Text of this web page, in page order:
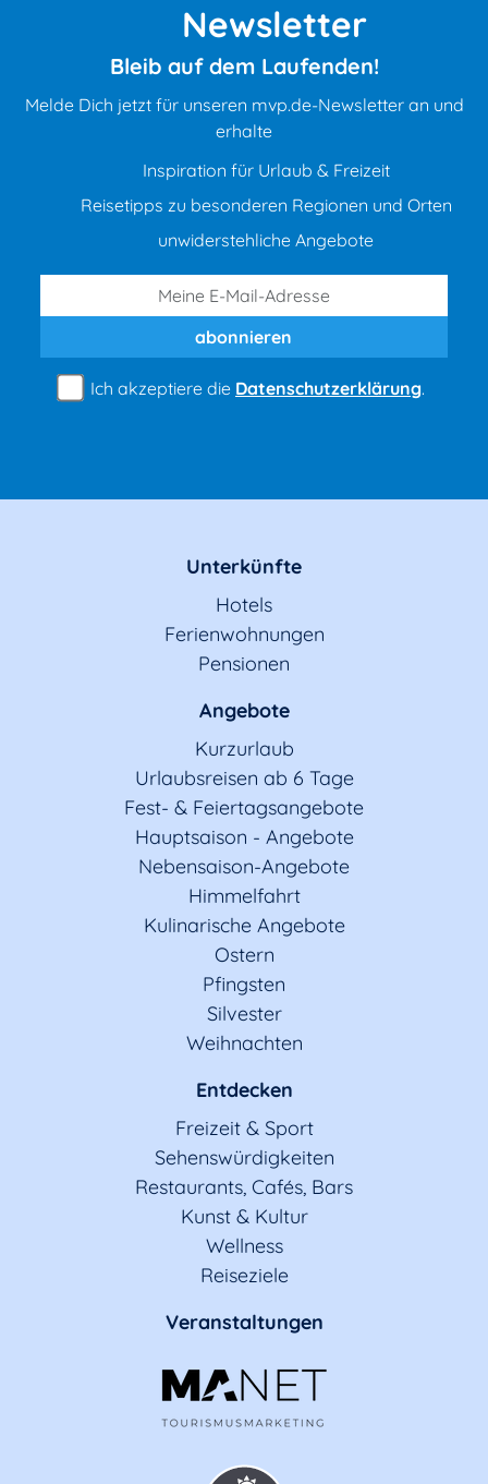
Newsletter
Bleib auf dem Laufenden!
Melde Dich jetzt für unseren mvp.de-Newsletter an und
erhalte
Inspiration für Urlaub & Freizeit
Reisetipps zu besonderen Regionen und Orten
unwiderstehliche Angebote
abonnieren
Ich akzeptiere die Datenschutzerklärung.
Unterkünfte
Hotels
Ferienwohnungen
Pensionen
Angebote
Kurzurlaub
Urlaubsreisen ab 6 Tage
Fest- & Feiertagsangebote
Hauptsaison - Angebote
Nebensaison-Angebote
Himmelfahrt
Kulinarische Angebote
Ostern
Pfingsten
Silvester
Weihnachten
Entdecken
Freizeit & Sport
Sehenswürdigkeiten
Restaurants, Cafés, Bars
Kunst & Kultur
Wellness
Reiseziele
Veranstaltungen